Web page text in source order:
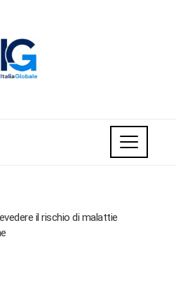
il rischio di malattie